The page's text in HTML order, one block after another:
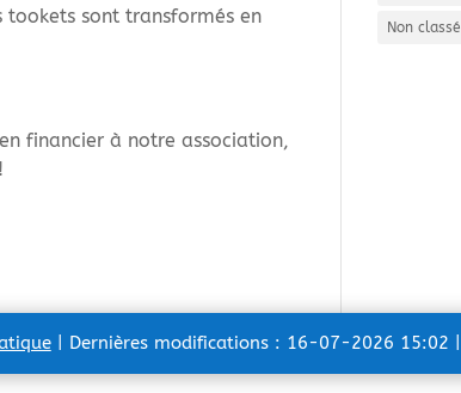
sont transformés en
financier à notre association,
Non classé
| Dernières modifications : 16-07-2026 15:02 |